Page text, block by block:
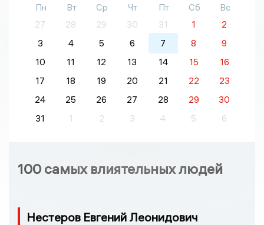
Пн Вт Ср Чт Пт Сб
Вс
27
28 29 30 31 1
2
3
4 5 6 7 8
9
10
11 12 13 14 15
16
17
18 19 20 21 22
23
24
25 26 27 28 29
30
31
1 2 3 4 5 6
100 самых влиятельных людей
Нестеров Евгений Леонидович